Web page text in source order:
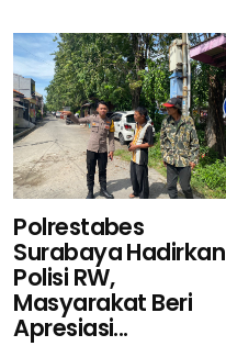
Polrestabes
Surabaya Hadirkan
Polisi RW,
Masyarakat Beri
Apresiasi...